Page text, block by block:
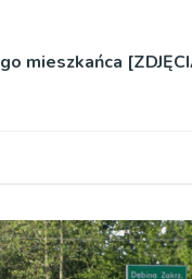
mieszkańca